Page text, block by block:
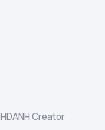
Creator